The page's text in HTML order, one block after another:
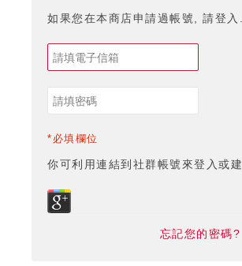
如果您在本商店申請過帳號, 請登入.
*必填欄位
你可利用連結到社群帳號來登入或建
忘記您的密碼?